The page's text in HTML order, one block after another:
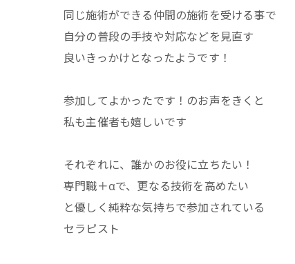
同じ施術ができる仲間の施術を受ける事で
自分の普段の手技や対応などを見直す
良いきっかけとなったようです！
参加してよかったです！のお声をきくと
私も主催者も嬉しいです
それぞれに、誰かのお役に立ちたい！
専門職＋αで、更なる技術を高めたい
と優しく純粋な気持ちで参加されている
セラピスト